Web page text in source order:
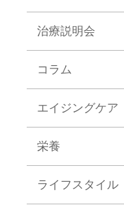
治療説明会
コラム
エイジングケア
栄養
ライフスタイル